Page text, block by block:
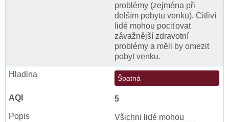
problémy (zejména při
delším pobytu venku). Citliví
lidé mohou pociťovat
závažnější zdravotní
problémy a měli by omezit
pobyt venku.
Špatná
5
Všichni lidé mohou